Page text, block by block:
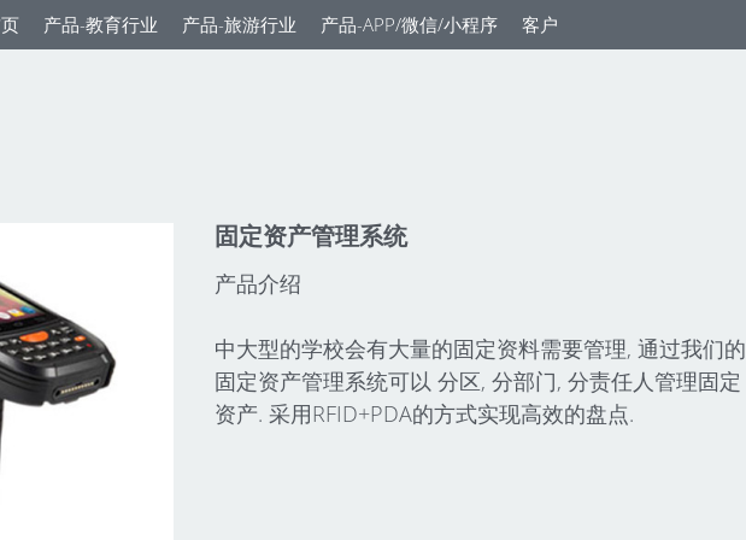
产品-教育行业 产品-旅游行业 产品-APP/微信/小程序 客户
固定资产管理系统
产品介绍
中大型的学校会有大量的固定资料需要管理, 通过我们的
固定资产管理系统可以 分区, 分部门, 分责任人管理固定
资产. 采用RFID+PDA的方式实现高效的盘点.